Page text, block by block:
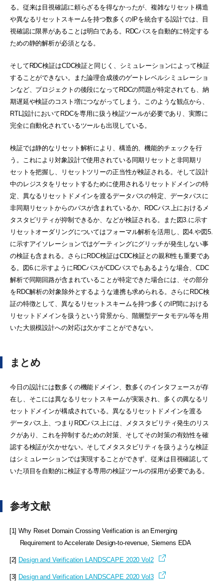
る。従来は目視確認に頼らざるを得なかったが、複雑なリセット構造
や異なるリセットスキームを持つ数多くのIPを統合する設計では、目
視確認に限界があることは明白である。RDCパスを自動的に特定する
ための静的解析が必須となる。
そしてRDC検証はCDC検証と同じく、シミュレーションによって検証
することができない。また論理合成後のゲートレベルシミュレーショ
ンなど、プロジェクトの後段になってRDCの問題が特定されても、納
期遅延や検証のコスト増につながってしまう。このような観点から、
RTL設計においてRDCを専用に扱う検証ツールが必要であり、実際に
完全に自動化されているツールも出現している。
検証では静的なリセット解析により、構造的、機能的チェックを行
う。これにより対象設計で使用されている同期リセットと非同期リ
セットを把握し、リセットツリーの正当性が検証される。そして設計
中のレジスタをリセットするために使用されるリセットドメインの特
定、異なるリセットドメインを渡るデータパスの特定、データパスに
非同期リセットからのパスが含まれているか、RDCパス上におけるメ
タスタビリティが抑制できるか、などが検証される。また図3.に示す
リセットオーダリングについてはフォーマル解析を活用し、図4.や図5.
に示すアイソレーションではゲーティングにグリッチが発生しない事
の検証も含まれる。さらにRDC検証はCDC検証との親和性も重要であ
る。図6.に示すようにRDCパスがCDCパスでもあるような場合、CDC
解析で同期回路が含まれていることが特定できた場合には、その部分
をRDC解析の対象除外とするような連携も求められる。さらにRDC検
証の特徴として、異なるリセットスキームを持つ多くのIP間における
リセットドメインを扱うという背景から、階層型データモデル等を用
いた大規模設計への対応は欠かすことができない。
まとめ
今日の設計には数多くの機能ドメイン、数多くのインタフェースが存
在し、そこには異なるリセットスキームが実装され、多くの異なるリ
セットドメインが構成されている。異なるリセットドメインを渡る
データパス上、つまりRDCパス上には、メタスタビリティ発生のリス
クがあり、これを抑制するための対策、そしてその対策の有効性を確
認する検証が欠かせない。そしてメタスタビリティを扱うような検証
はシミュレーションでは実現することができず、従来は目視確認して
いた項目を自動的に検証する専用の検証ツールの採用が必要である。
参考文献
[1] Why Reset Domain Crossing Verification is an Emerging
Requirement to Accelerate Design-to-revenue, Siemens EDA
[2] Design and Verification LANDSCAPE 2020 Vol2
[3] Design and Verification LANDSCAPE 2020 Vol3